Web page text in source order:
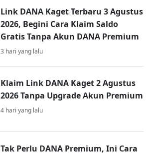
Link DANA Kaget Terbaru 3 Agustus
2026, Begini Cara Klaim Saldo
Gratis Tanpa Akun DANA Premium
3 hari yang lalu
Klaim Link DANA Kaget 2 Agustus
2026 Tanpa Upgrade Akun Premium
4 hari yang lalu
Tak Perlu DANA Premium, Ini Cara